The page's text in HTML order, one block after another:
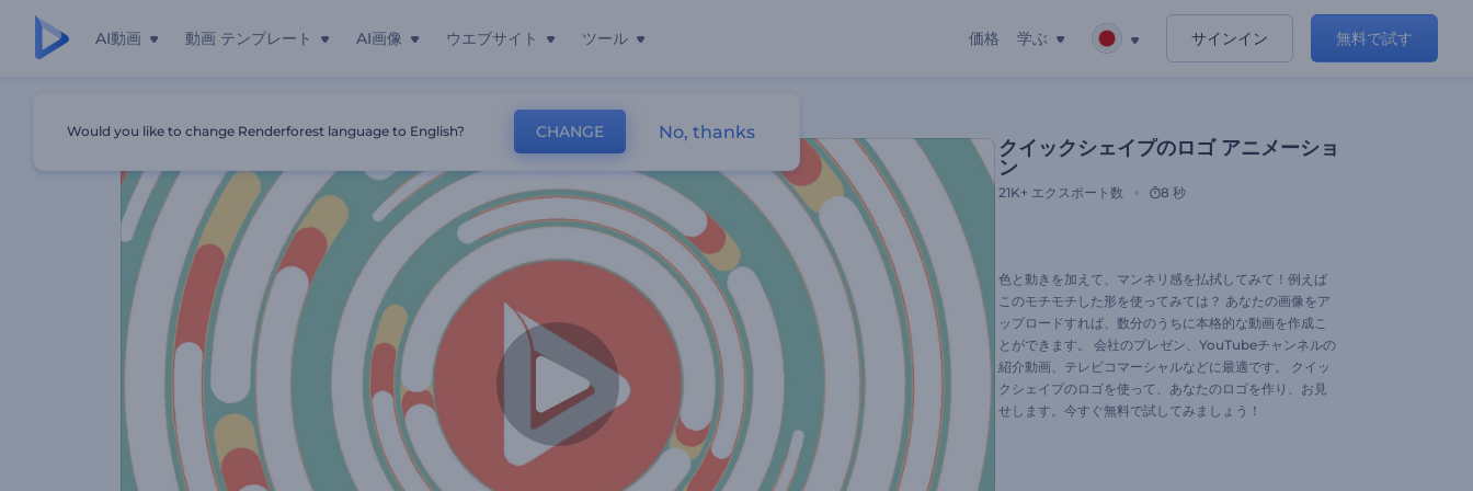
AI動画 動画 テンプレート AI画像 ウエブサイト ツール 価格 学ぶ サインイン 無料で試す
クイックシェイプのロゴ アニメーショ
ン
21K+ エクスポート数 8 秒
色と動きを加えて、マンネリ感を払拭してみて！例えば
このモチモチした形を使ってみては？ あなたの画像をア
ップロードすれば、数分のうちに本格的な動画を作成こ
とができます。 会社のプレゼン、YouTubeチャンネルの
紹介動画、テレビコマーシャルなどに最適です。 クイッ
クシェイプのロゴを使って、あなたのロゴを作り、お見
せします。今すぐ無料で試してみましょう！
Would you like to change Renderforest language to English? CHANGE No, thanks